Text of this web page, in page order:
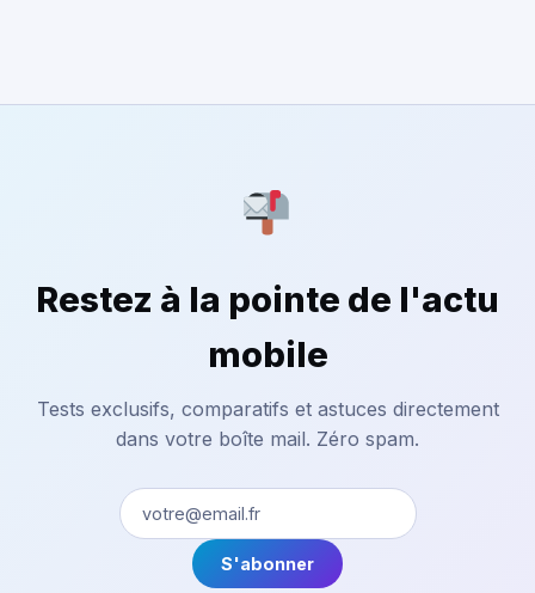
Restez à la pointe de l'actu
mobile
Tests exclusifs, comparatifs et astuces directement
dans votre boîte mail. Zéro spam.
S'abonner